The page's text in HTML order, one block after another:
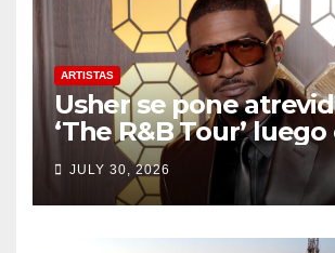
ARTISTAS
Usher se pone
‘The R&B Tour’
drama de un fan
JULY 30, 2026